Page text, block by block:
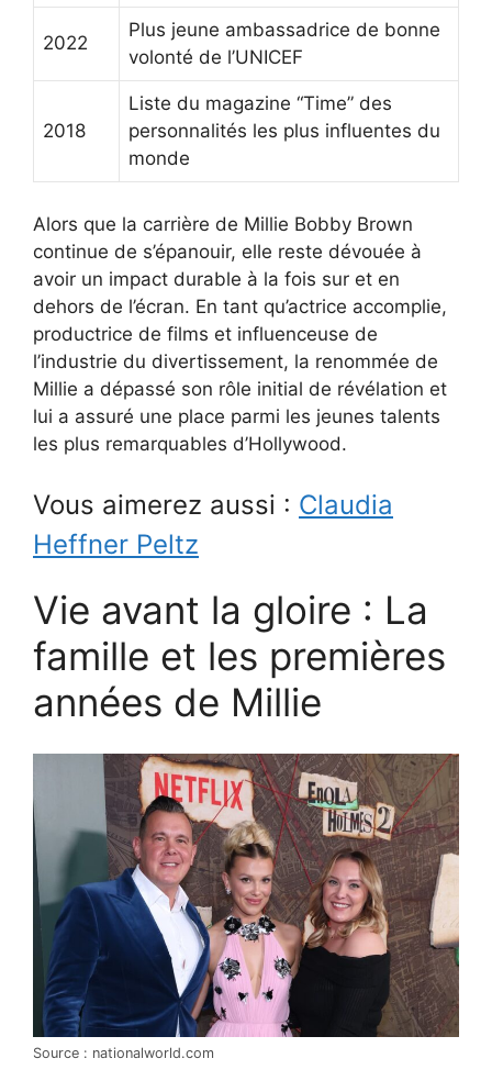
2022
Plus jeune ambassadrice de bonne
volonté de l’UNICEF
2018
Liste du magazine “Time” des
personnalités les plus influentes du
monde
Alors que la carrière de Millie Bobby Brown
continue de s’épanouir, elle reste dévouée à
avoir un impact durable à la fois sur et en
dehors de l’écran. En tant qu’actrice accomplie,
productrice de films et influenceuse de
l’industrie du divertissement, la renommée de
Millie a dépassé son rôle initial de révélation et
lui a assuré une place parmi les jeunes talents
les plus remarquables d’Hollywood.
Vous aimerez aussi : Claudia
Heffner Peltz
Vie avant la gloire : La
famille et les premières
années de Millie
Source : nationalworld.com